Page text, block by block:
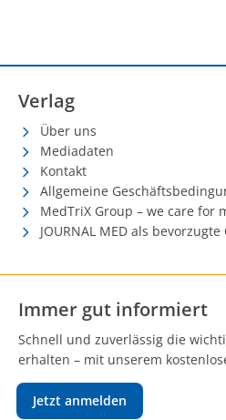
Verlag
Über uns
Mediadaten
Kontakt
Allgemeine
MedTriX Group – we care for
JOURNAL MED als
Immer gut informiert
Schnell und zuverlässig die
erhalten – mit unserem
Jetzt anmelden